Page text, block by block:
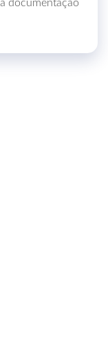
documentação